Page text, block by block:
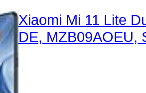
Xiaomi Mi 11 Lite
DE, MZB09AOEU,